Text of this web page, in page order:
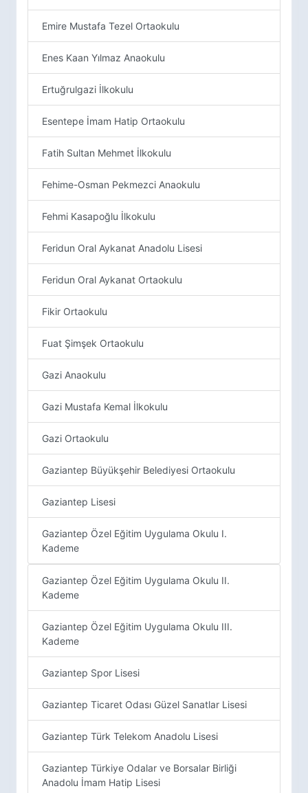
Emire Mustafa Tezel Ortaokulu
Enes Kaan Yılmaz Anaokulu
Ertuğrulgazi İlkokulu
Esentepe İmam Hatip Ortaokulu
Fatih Sultan Mehmet İlkokulu
Fehime-Osman Pekmezci Anaokulu
Fehmi Kasapoğlu İlkokulu
Feridun Oral Aykanat Anadolu Lisesi
Feridun Oral Aykanat Ortaokulu
Fikir Ortaokulu
Fuat Şimşek Ortaokulu
Gazi Anaokulu
Gazi Mustafa Kemal İlkokulu
Gazi Ortaokulu
Gaziantep Büyükşehir Belediyesi Ortaokulu
Gaziantep Lisesi
Gaziantep Özel Eğitim Uygulama Okulu I.
Kademe
Gaziantep Özel Eğitim Uygulama Okulu II.
Kademe
Gaziantep Özel Eğitim Uygulama Okulu III.
Kademe
Gaziantep Spor Lisesi
Gaziantep Ticaret Odası Güzel Sanatlar Lisesi
Gaziantep Türk Telekom Anadolu Lisesi
Gaziantep Türkiye Odalar ve Borsalar Birliği
Anadolu İmam Hatip Lisesi